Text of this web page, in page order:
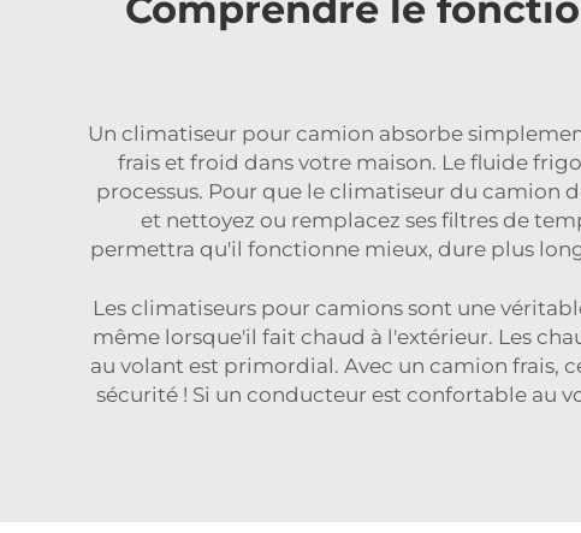
Un climatiseur pour camion absorbe
frais et froid dans votre maison. Le fluide
processus. Pour que le climatiseur du camion
et nettoyez ou remplacez ses filtres de
permettra qu'il fonctionne mieux, dure plus
Les climatiseurs pour camions sont une
même lorsque'il fait chaud à l'extérieur. Les
au volant est primordial. Avec un camion frais,
sécurité ! Si un conducteur est confortable au